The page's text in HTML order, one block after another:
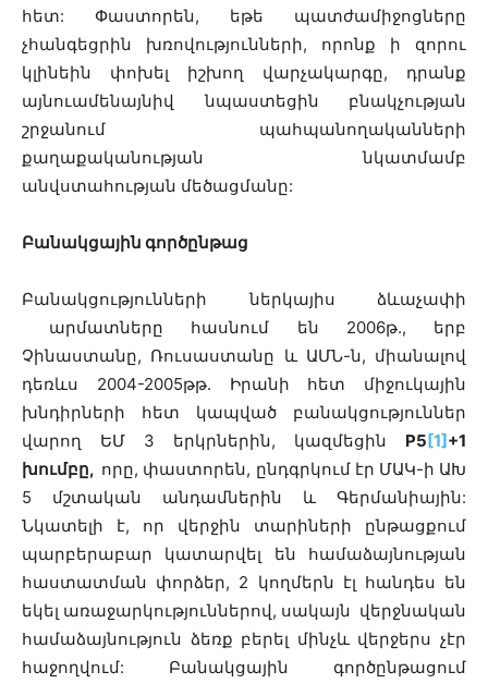
հետ: Փաստորեն, եթե պատժամիջոցները
չհանգեցրին խռովությունների, որոնք ի զորու
կլինեին փոխել իշխող վարչակարգը, դրանք
այնուամենայնիվ նպաստեցին բնակչության
շրջանում պահպանողականների
քաղաքականության նկատմամբ
անվստահության մեծացմանը:
Բանակցային գործընթաց
Բանակցությունների ներկայիս ձևաչափի
արմատները հասնում են 2006թ., երբ
Չինաստանը, Ռուսաստանը և ԱՄՆ-ն, միանալով
դեռևս 2004-2005թթ. Իրանի հետ միջուկային
խնդիրների հետ կապված բանակցություններ
վարող ԵՄ 3 երկրներին, կազմեցին P5 [1] +1
խումբը, որը, փաստորեն, ընդգրկում էր ՄԱԿ-ի ԱԽ
5 մշտական անդամներին և Գերմանիային:
Նկատելի է, որ վերջին տարիների ընթացքում
պարբերաբար կատարվել են համաձայնության
հաստատման փորձեր, 2 կողմերն էլ հանդես են
եկել առաջարկություններով, սակայն վերջնական
համաձայնություն ձեռք բերել մինչև վերջերս չէր
հաջողվում: Բանակցային գործընթացում